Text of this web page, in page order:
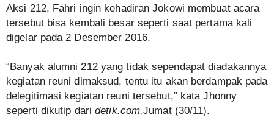
Aksi 212, Fahri ingin kehadiran Jokowi membuat acara
tersebut bisa kembali besar seperti saat pertama kali
digelar pada 2 Desember 2016.
“Banyak alumni 212 yang tidak sependapat diadakannya
kegiatan reuni dimaksud, tentu itu akan berdampak pada
delegitimasi kegiatan reuni tersebut,” kata Jhonny
seperti dikutip daridetik.com,Jumat (30/11).